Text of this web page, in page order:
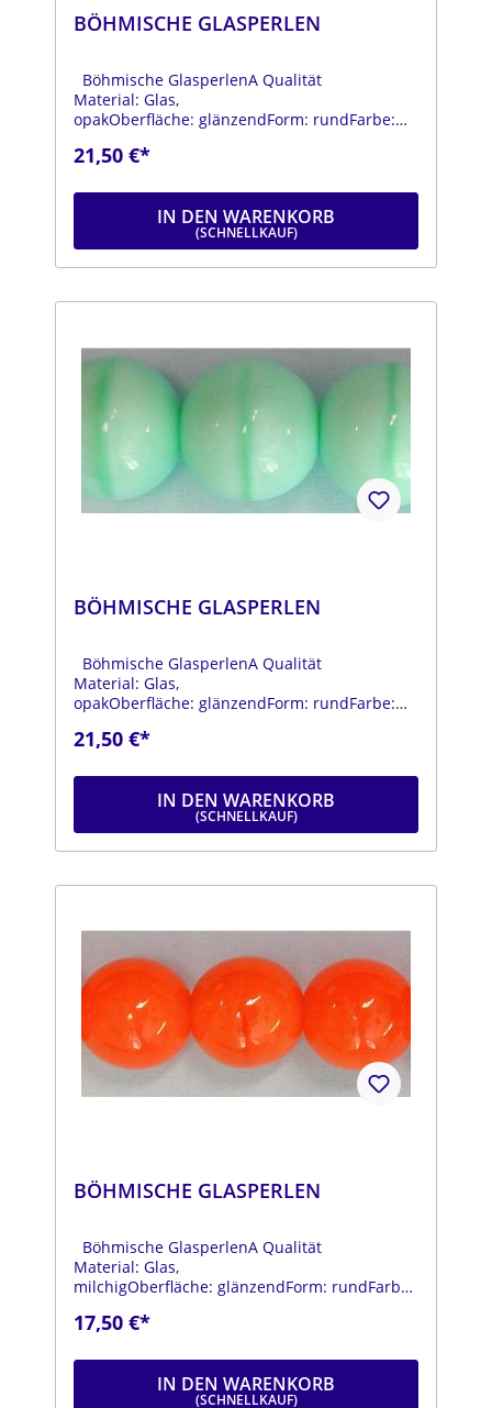
BÖHMISCHE GLASPERLEN
Böhmische GlasperlenA Qualität
Material: Glas,
opakOberfläche: glänzendForm: rundFarbe:
ca. 25 cm
21,50 €*
IN DEN WARENKORB
BÖHMISCHE GLASPERLEN
Böhmische GlasperlenA Qualität
Material: Glas,
opakOberfläche: glänzendForm: rundFarbe:
21,50 €*
IN DEN WARENKORB
BÖHMISCHE GLASPERLEN
Böhmische GlasperlenA Qualität
Material: Glas,
milchigOberfläche: glänzendForm: rundFarbe:
ca. 25 cm
17,50 €*
IN DEN WARENKORB